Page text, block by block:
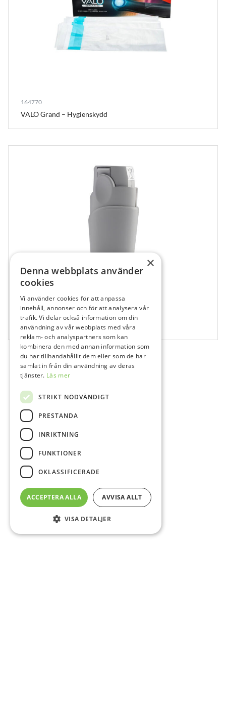
164770
VALO Grand – Hygienskydd
164078
DEMI Plus – Batteri
1 st
×
Denna webbplats använder
cookies
Vi använder cookies för att anpassa
innehåll, annonser och för att analysera vår
trafik. Vi delar också information om din
användning av vår webbplats med våra
reklam- och analyspartners som kan
kombinera den med annan information som
du har tillhandahållit dem eller som de har
samlat in från din användning av deras
tjänster. Läs mer
STRIKT NÖDVÄNDIGT
PRESTANDA
INRIKTNING
FUNKTIONER
OKLASSIFICERADE
ACCEPTERA ALLA AVVISA ALLT
VISA DETALJER